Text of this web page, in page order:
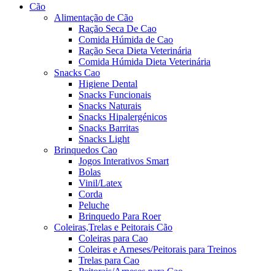
Cão
Alimentação de Cão
Ração Seca De Cao
Comida Húmida de Cao
Ração Seca Dieta Veterinária
Comida Húmida Dieta Veterinária
Snacks Cao
Higiene Dental
Snacks Funcionais
Snacks Naturais
Snacks Hipalergénicos
Snacks Barritas
Snacks Light
Brinquedos Cao
Jogos Interativos Smart
Bolas
Vinil/Latex
Corda
Peluche
Brinquedo Para Roer
Coleiras,Trelas e Peitorais Cão
Coleiras para Cao
Coleiras e Arneses/Peitorais para Treinos
Trelas para Cao